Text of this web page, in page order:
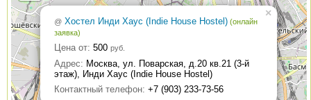
@ Хостел Инди Хаус (Indie House Hostel) (oнлайн
заявка)
Цена от: 500 руб.
Адрес: Москва, ул. Поварская, д.20 кв.21 (3-й
этаж), Инди Хаус (Indie House Hostel)
Контактный телефон: +7 (903) 233-73-56
×